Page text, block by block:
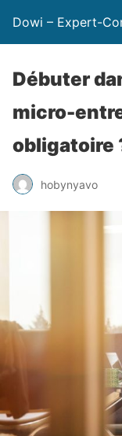
Dowi – Expert-
Débuter
micro-
obligatoire
hobynyavo